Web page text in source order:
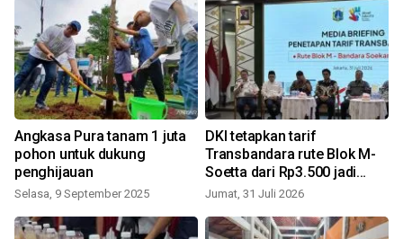
Angkasa Pura tanam 1 juta
pohon untuk dukung
penghijauan
Selasa, 9 September 2025
DKI tetapkan tarif
Transbandara rute Blok M-
Soetta dari Rp3.500 jadi
Rp15 ribu
Jumat, 31 Juli 2026